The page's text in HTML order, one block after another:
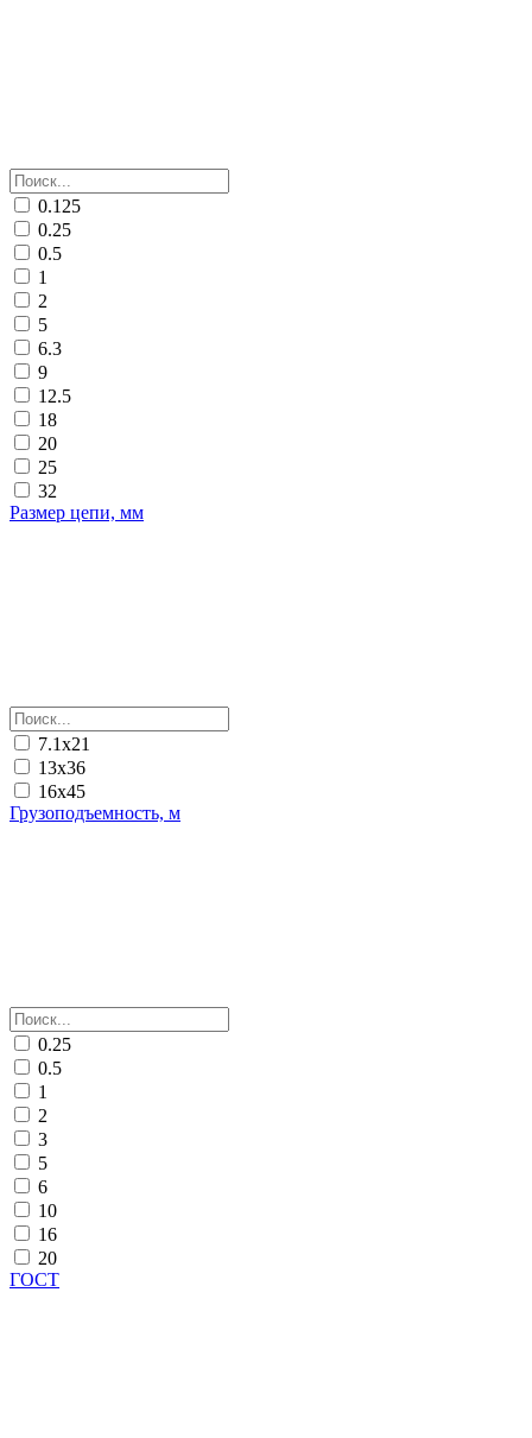
0.125
0.25
0.5
1
2
5
6.3
9
12.5
18
20
25
32
Размер цепи, мм
7.1х21
13х36
16х45
Грузоподъемность, м
0.25
0.5
1
2
3
5
6
10
16
20
ГОСТ